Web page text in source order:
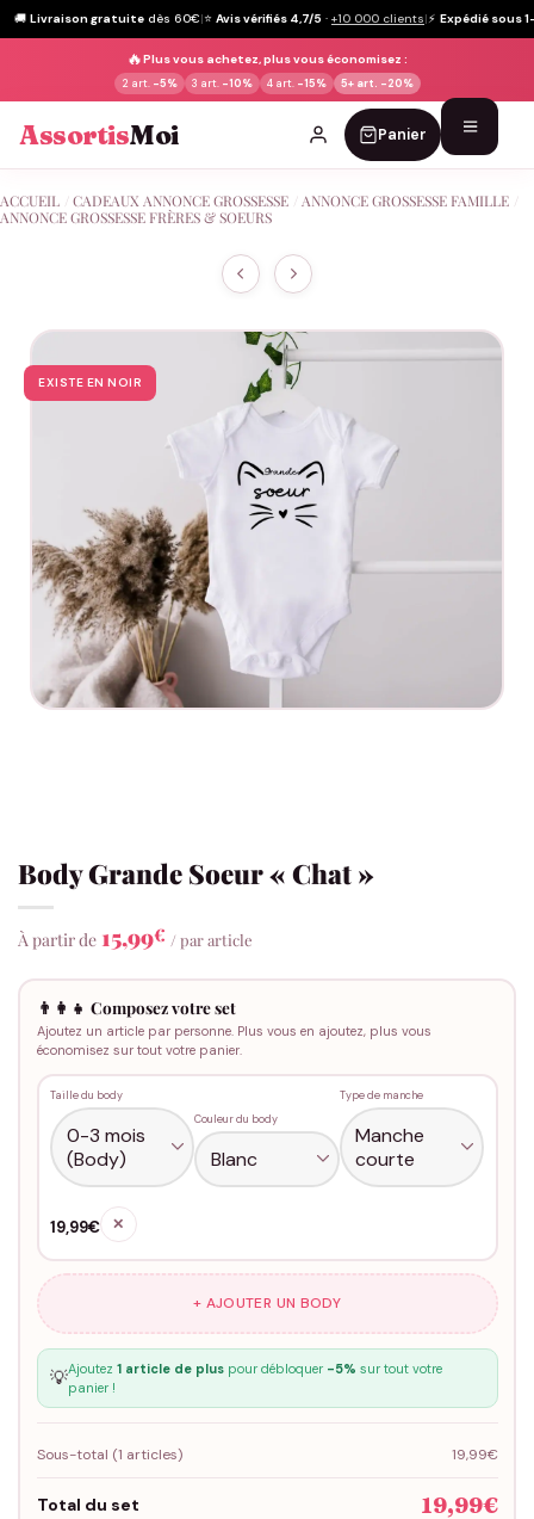
🚚 Livraison gratuite dès 60€|⭐ Avis vérifiés 4,7/5 · +10 000 clients|⚡ Expédié sous
🔥Plus vous achetez, plus vous économisez :
2 art. -5% 3 art. -10% 4 art. -15% 5+ art. -20%
AssortisMoi Panier
au
ACCUEIL CADEAUX ANNONCE GROSSESSE ANNONCE GROSSESSE FAMILLE
ANNONCE GROSSESSE FRÈRES & SOEURS
EXISTE EN NOIR
Body Grande Soeur « Chat »
À partir de 15,99€ / par article
👨‍👩‍👧 Composez votre set
Ajoutez un article par personne. Plus vous en ajoutez, plus vous
économisez sur tout votre panier.
Taille du body
Couleur du body
Type de manche
19,99€ ✕
+ AJOUTER UN BODY
💡Ajoutez 1 article de pluspour débloquer -5% sur tout votre
panier !
Sous-total (1 articles) 19,99€
Total du set 19,99€